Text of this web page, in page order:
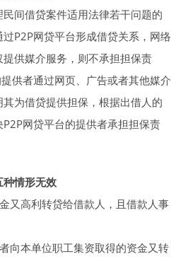
民间借贷案件适用法律若干问题的
P2P网贷平台形成借贷关系，网络
供媒介服务，则不承担担保责
供者通过网页、广告或者其他媒介
为借贷提供担保，根据出借人的
网贷平台的提供者承担担保责
种情形无效
又高利转贷给借款人，且借款人事
向本单位职工集资取得的资金又转